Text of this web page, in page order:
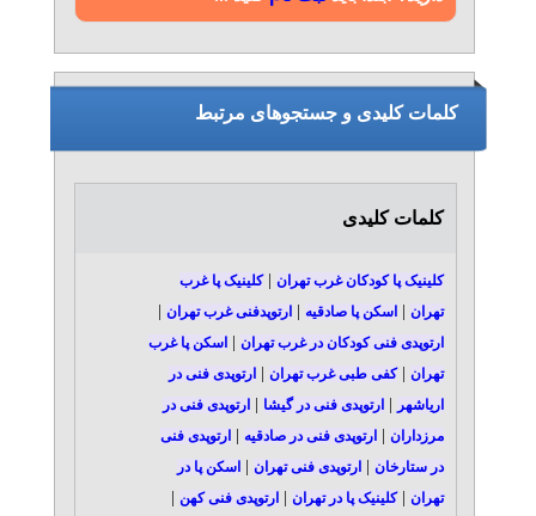
کلمات کلیدی و جستجوهای مرتبط
کلمات کلیدی
کلینیک پا کودکان غرب تهران |کلینیک پا غرب
تهران |اسکن پا صادقیه |ارتوپدفنی غرب تهران
ارتوپدی فنی کودکان در غرب تهران |اسکن پا غرب
تهران |کفی طبی غرب تهران |ارتوپدی فنی در
اریاشهر
|ارتوپدی فنی در گیشا |ارتوپدی فنی در
مرزداران |ارتوپدی فنی در صادقیه |ارتوپدی فنی
در ستارخان |ارتوپدی فنی تهران |اسکن پا در
تهران |کلینیک پا در تهران |ارتوپدی فنی کهن